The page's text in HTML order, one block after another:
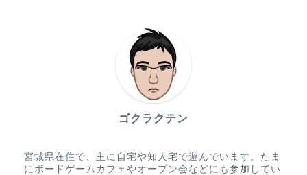
ゴクラクテン
宮城県在住で、主に自宅や知人宅で遊んでいます。たま
にボードゲームカフェやオープン会などにも参加してい